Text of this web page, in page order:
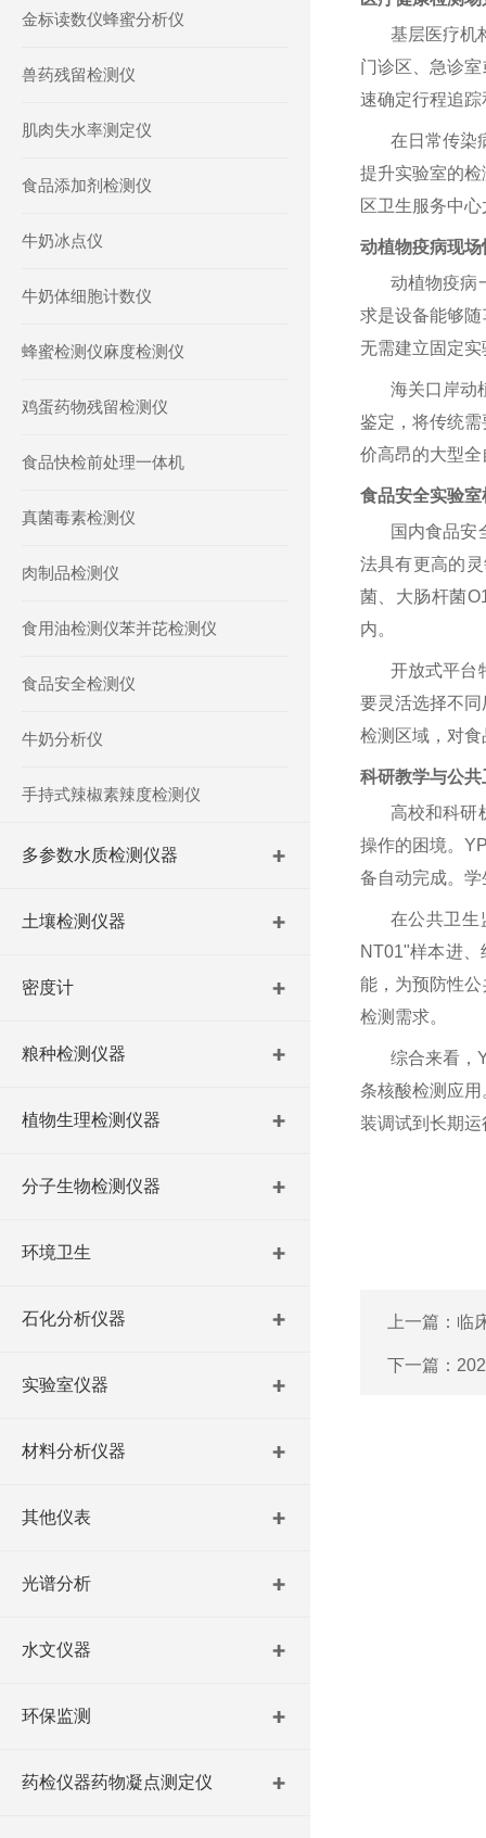
基层医疗机
门诊区、急诊
速确定行程追
在日常传染
提升实验室的
区卫生服务中
动植物疫病现场
动植物疫病
求是设备能够
无需建立固定
海关口岸动
鉴定，将传统
价高昂的大型
食品安全实验室
国内食品安
法具有更高的
菌、大肠杆菌
内。
开放式平台
要灵活选择不
检测区域，对
科研教学与公共
高校和科研
操作的困境。
备自动完成。
在公共卫生
NT01"样本进
能，为预防性
检测需求。
综合来看，
条核酸检测应
装调试到长期
上一篇： 临
下一篇：
金标读数仪蜂蜜分析仪
兽药残留检测仪
肌肉失水率测定仪
食品添加剂检测仪
牛奶冰点仪
牛奶体细胞计数仪
蜂蜜检测仪麻度检测仪
鸡蛋药物残留检测仪
食品快检前处理一体机
真菌毒素检测仪
肉制品检测仪
食用油检测仪苯并芘检测仪
食品安全检测仪
牛奶分析仪
手持式辣椒素辣度检测仪
多参数水质检测仪器
土壤检测仪器
密度计
粮种检测仪器
植物生理检测仪器
分子生物检测仪器
环境卫生
石化分析仪器
实验室仪器
材料分析仪器
其他仪表
光谱分析
水文仪器
环保监测
药检仪器药物凝点测定仪